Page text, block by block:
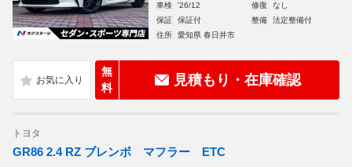
車検
'26/12 修復
なし
保証
保証付 整備
法定整備付
住所
愛知県 春日井市
無
料
見積もり・在庫確認
トヨタ
GR86 2.4 RZ ブレンボ マフラー ETC